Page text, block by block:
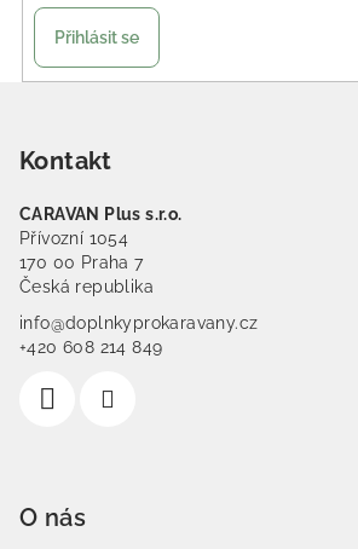
Přihlásit se
Kontakt
CARAVAN Plus s.r.o.
Přívozní 1054
170 00 Praha 7
Česká republika
info@doplnkyprokaravany.cz
+420 608 214 849
O nás